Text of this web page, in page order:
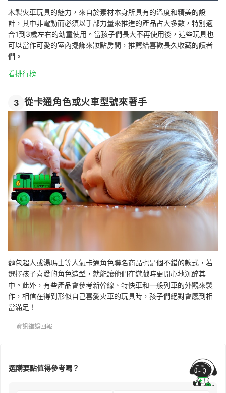
木製火車玩具的魅力，來自於素材本身所具有的溫度和精美的設
計，其中非電動而必須以手部力量來推進的產品占大多數，特別適
合1到3歲左右的幼童使用。當孩子們長大不再使用後，這些玩具也
可以當作可愛的室內擺飾來妝點房間，推薦給喜歡長久收藏的讀者
們。
看排行榜
3 從卡通角色或火車型號來著手
麵包超人或湯瑪士等人氣卡通角色聯名商品也是個不錯的款式，若
選擇孩子喜愛的角色造型，就能讓他們在遊戲時更開心地沉醉其
中。此外，有些產品會參考新幹線、特快車和一般列車的外觀來製
作，相信在得到形似自己喜愛火車的玩具時，孩子們絕對會感到相
當滿足！
資訊錯誤回報
選購要點值得參考嗎？